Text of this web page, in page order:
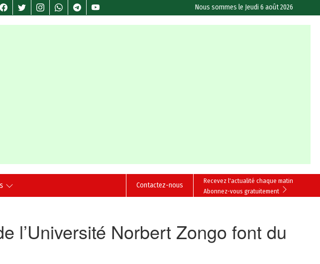
Nous sommes le Jeudi 6 août 2026
Recevez l'actualité chaque matin
Abonnez-vous gratuitement
Contactez-nous
l’Université Norbert Zongo font du